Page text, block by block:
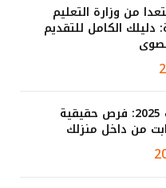
من وزارة التعليم
دليلك الكامل للتقديم
شغل من البيت 2025: فرص حقيقية
من داخل منزلك